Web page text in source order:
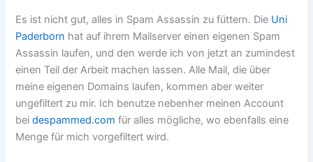
Es ist nicht gut, alles in Spam Assassin zu füttern. Die Uni
Paderborn hat auf ihrem Mailserver einen eigenen Spam
Assassin laufen, und den werde ich von jetzt an zumindest
einen Teil der Arbeit machen lassen. Alle Mail, die über
meine eigenen Domains laufen, kommen aber weiter
ungefiltert zu mir. Ich benutze nebenher meinen Account
beidespammed.com für alles mögliche, wo ebenfalls eine
Menge für mich vorgefiltert wird.